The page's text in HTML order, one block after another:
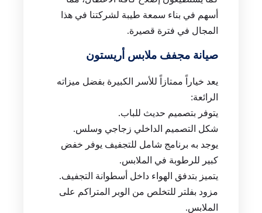
أسهم في بناء سمعة طيبة لشركتنا في هذا
المجال في فترة قصيرة.
صيانة مجفف ملابس أريستون
يعد خياراً ممتازاً للأسر الكبيرة بفضل ميزاته
الرائعة:
يتوفر بتصميم حديث للباب.
شكل التصميم الداخلي زجاجي وسلس.
يوجد به برنامج شامل للتجفيف يوفر خفض
كبير للرطوبة في الملابس.
يتميز بتدفق الهواء داخل أسطوانة التجفيف.
مزود بفلتر للتخلص من الوبر المتراكم على
الملابس.